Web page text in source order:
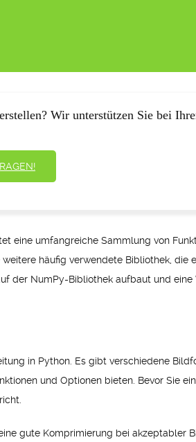
Wir unterstützen Sie bei
eine umfangreiche Sammlung von
häufig verwendete Bibliothek, die
der NumPy-Bibliothek aufbaut und eine
in Python. Es gibt verschiedene
und Optionen bieten. Bevor Sie
gute Komprimierung bei akzeptabler